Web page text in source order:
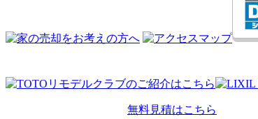
無料見積はこちら